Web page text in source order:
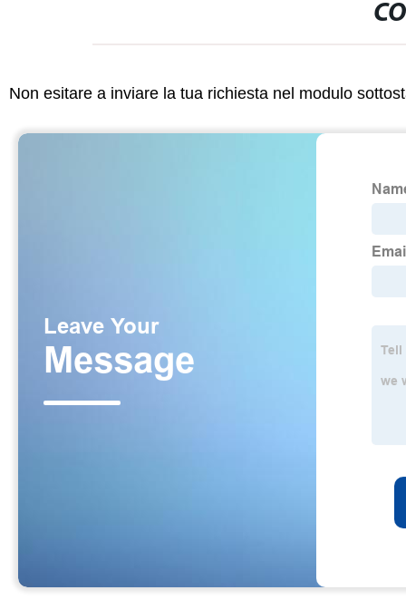
Non esitare a inviare la tua richiesta nel modulo